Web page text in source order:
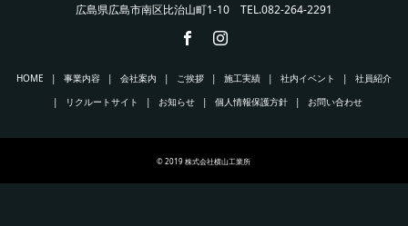
広島県広島市南区比治山町1-10 TEL.082-264-2291
HOME 事業内容 会社案内 ご挨拶 施工実績 社内イベント
社員紹介
リクルートサイト
お知らせ 個人情報保護方針 お問い合わせ
© 2019 株式会社横山工業所